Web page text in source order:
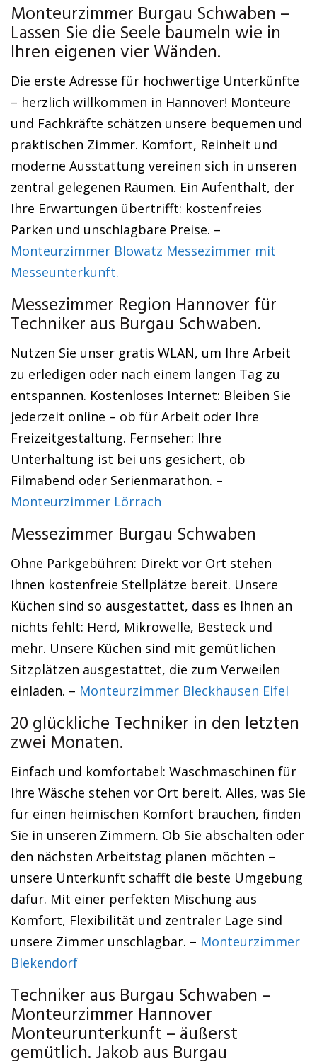
Monteurzimmer Burgau Schwaben –
Lassen Sie die Seele baumeln wie in
Ihren eigenen vier Wänden.
Die erste Adresse für hochwertige Unterkünfte
– herzlich willkommen in Hannover! Monteure
und Fachkräfte schätzen unsere bequemen und
praktischen Zimmer. Komfort, Reinheit und
moderne Ausstattung vereinen sich in unseren
zentral gelegenen Räumen. Ein Aufenthalt, der
Ihre Erwartungen übertrifft: kostenfreies
Parken und unschlagbare Preise. –
Monteurzimmer Blowatz Messezimmer mit
Messeunterkunft.
Messezimmer Region Hannover für
Techniker aus Burgau Schwaben.
Nutzen Sie unser gratis WLAN, um Ihre Arbeit
zu erledigen oder nach einem langen Tag zu
entspannen. Kostenloses Internet: Bleiben Sie
jederzeit online – ob für Arbeit oder Ihre
Freizeitgestaltung. Fernseher: Ihre
Unterhaltung ist bei uns gesichert, ob
Filmabend oder Serienmarathon. –
Monteurzimmer Lörrach
Messezimmer Burgau Schwaben
Ohne Parkgebühren: Direkt vor Ort stehen
Ihnen kostenfreie Stellplätze bereit. Unsere
Küchen sind so ausgestattet, dass es Ihnen an
nichts fehlt: Herd, Mikrowelle, Besteck und
mehr. Unsere Küchen sind mit gemütlichen
Sitzplätzen ausgestattet, die zum Verweilen
einladen. – Monteurzimmer Bleckhausen Eifel
20 glückliche Techniker in den letzten
zwei Monaten.
Einfach und komfortabel: Waschmaschinen für
Ihre Wäsche stehen vor Ort bereit. Alles, was Sie
für einen heimischen Komfort brauchen, finden
Sie in unseren Zimmern. Ob Sie abschalten oder
den nächsten Arbeitstag planen möchten –
unsere Unterkunft schafft die beste Umgebung
dafür. Mit einer perfekten Mischung aus
Komfort, Flexibilität und zentraler Lage sind
unsere Zimmer unschlagbar. – Monteurzimmer
Blekendorf
Techniker aus Burgau Schwaben –
Monteurzimmer Hannover
Monteurunterkunft – äußerst
gemütlich. Jakob aus Burgau